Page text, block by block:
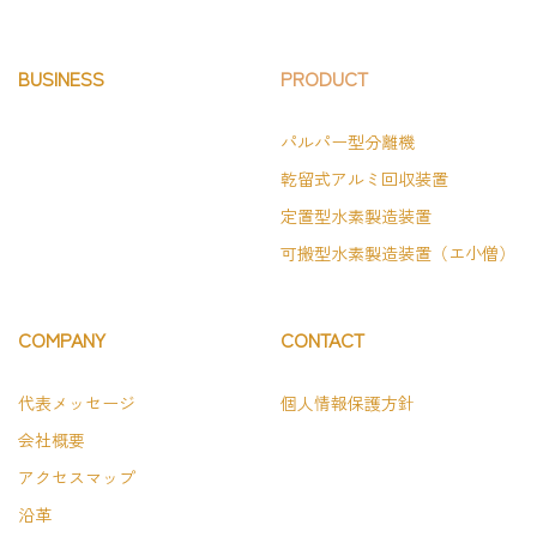
BUSINESS PRODUCT
パルパー型分離機
乾留式アルミ回収装置
定置型水素製造装置
可搬型水素製造装置（エ小僧）
COMPANY
代表メッセージ
会社概要
アクセスマップ
沿革
CONTACT
個人情報保護方針